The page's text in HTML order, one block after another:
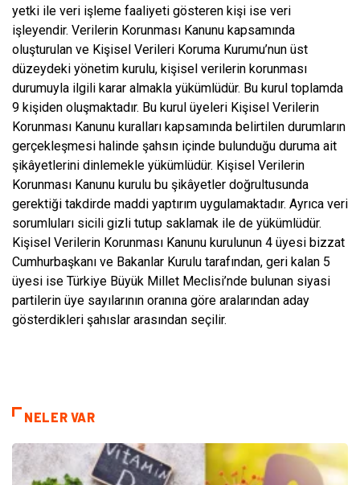
yetki ile veri işleme faaliyeti gösteren kişi ise veri
işleyendir. Verilerin Korunması Kanunu kapsamında
oluşturulan ve Kişisel Verileri Koruma Kurumu’nun üst
düzeydeki yönetim kurulu, kişisel verilerin korunması
durumuyla ilgili karar almakla yükümlüdür. Bu kurul toplamda
9 kişiden oluşmaktadır. Bu kurul üyeleri Kişisel Verilerin
Korunması Kanunu kuralları kapsamında belirtilen durumların
gerçekleşmesi halinde şahsın içinde bulunduğu duruma ait
şikâyetlerini dinlemekle yükümlüdür. Kişisel Verilerin
Korunması Kanunu kurulu bu şikâyetler doğrultusunda
gerektiği takdirde maddi yaptırım uygulamaktadır. Ayrıca veri
sorumluları sicili gizli tutup saklamak ile de yükümlüdür.
Kişisel Verilerin Korunması Kanunu kurulunun 4 üyesi bizzat
Cumhurbaşkanı ve Bakanlar Kurulu tarafından, geri kalan 5
üyesi ise Türkiye Büyük Millet Meclisi’nde bulunan siyasi
partilerin üye sayılarının oranına göre aralarından aday
gösterdikleri şahıslar arasından seçilir.
NELER VAR